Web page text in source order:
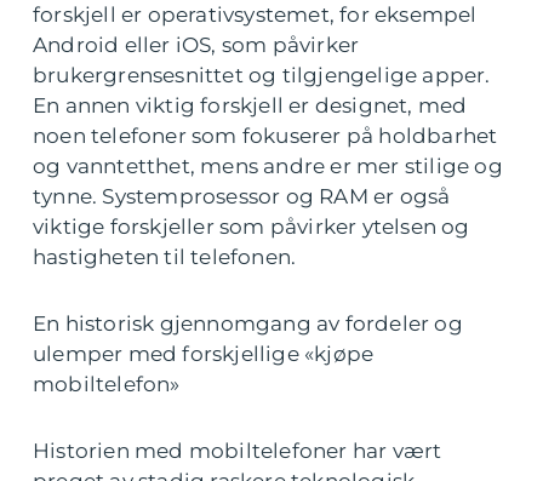
forskjell er operativsystemet, for eksempel
Android eller iOS, som påvirker
brukergrensesnittet og tilgjengelige apper.
En annen viktig forskjell er designet, med
noen telefoner som fokuserer på holdbarhet
og vanntetthet, mens andre er mer stilige og
tynne. Systemprosessor og RAM er også
viktige forskjeller som påvirker ytelsen og
hastigheten til telefonen.
En historisk gjennomgang av fordeler og
ulemper med forskjellige «kjøpe
mobiltelefon»
Historien med mobiltelefoner har vært